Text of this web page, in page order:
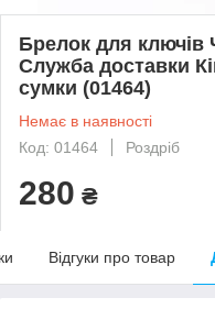
Брелок для ключів
Служба доставки
сумки (01464)
Немає в наявності
Код: 01464
Роздріб
280 ₴
Відгуки про товар